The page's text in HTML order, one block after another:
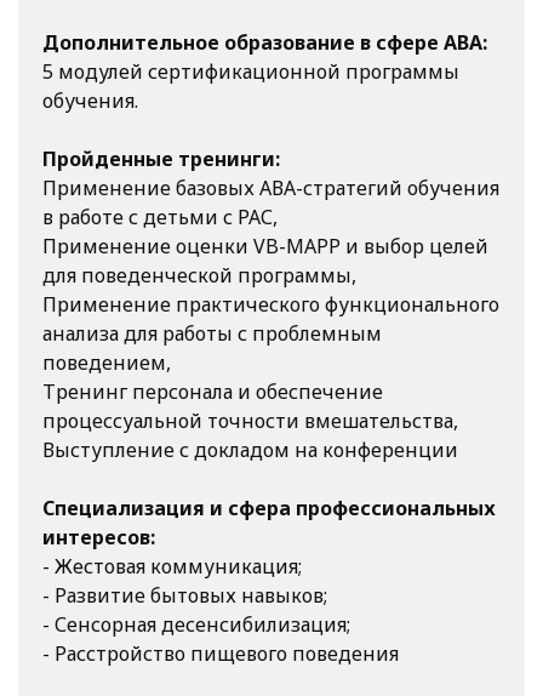
Дополнительное образование в сфере АВА:
5 модулей сертификационной программы
обучения.
Пройденные тренинги:
Применение базовых АВА-стратегий обучения
в работе с детьми с РАС,
Применение оценки VB-MAPP и выбор целей
для поведенческой программы,
Применение практического функционального
анализа для работы с проблемным
поведением,
Тренинг персонала и обеспечение
процессуальной точности вмешательства,
Выступление с докладом на конференции
Специализация и сфера профессиональных
интересов:
- Жестовая коммуникация;
- Развитие бытовых навыков;
- Сенсорная десенсибилизация;
- Расстройство пищевого поведения